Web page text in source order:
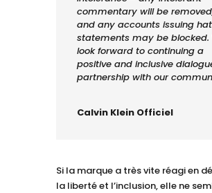
commentary will be
and any accounts issuing
statements may be blocked.
look forward to continuing a
positive and inclusive
partnership with our
Calvin Klein Officiel
Si la marque a très vite réagi en
la liberté et l’inclusion, elle ne